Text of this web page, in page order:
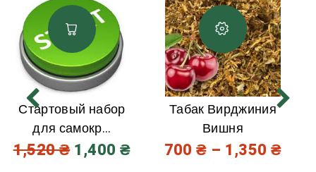
Стартовый набор
для самокр...
1,520₴ 1,400 ₴
Табак Вирджиния
Вишня
700₴ – 1,350 ₴